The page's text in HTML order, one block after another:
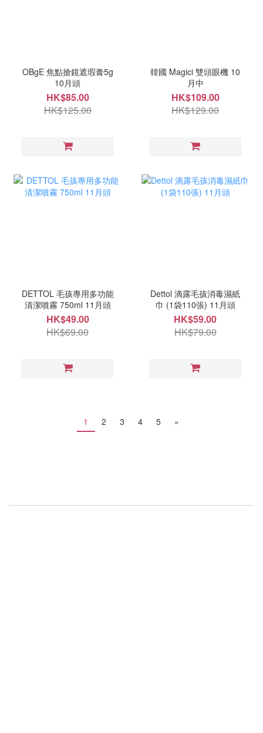
OBgE 焦點搶鏡遮瑕膏5g
10月頭
HK$85.00
HK$125.00
韓國 Magici 雙頭眼機 10
月中
HK$109.00
HK$129.00
DETTOL 毛孩專用多功能
清潔噴霧 750ml 11月頭
HK$49.00
HK$69.00
Dettol 滴露毛孩消毒濕紙
巾 (1袋110張) 11月頭
HK$59.00
HK$79.00
1 2 3 4 5 »